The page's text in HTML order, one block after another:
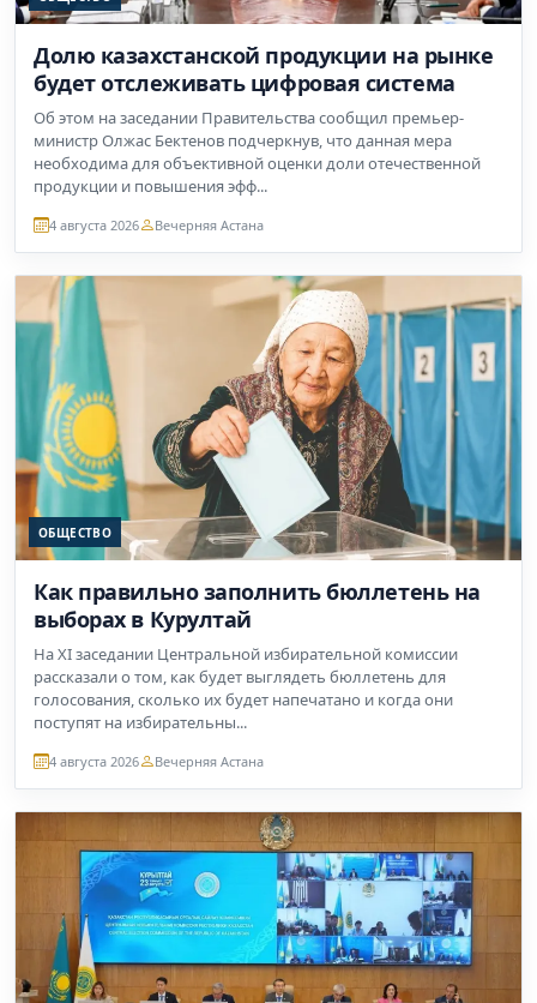
Долю казахстанской продукции на рынке
будет отслеживать цифровая система
Об этом на заседании Правительства сообщил премьер-
министр Олжас Бектенов подчеркнув, что данная мера
необходима для объективной оценки доли отечественной
продукции и повышения эфф...
4 августа 2026 Вечерняя Астана
ОБЩЕСТВО
Как правильно заполнить бюллетень на
выборах в Курултай
На XI заседании Центральной избирательной комиссии
рассказали о том, как будет выглядеть бюллетень для
голосования, сколько их будет напечатано и когда они
поступят на избирательны...
4 августа 2026 Вечерняя Астана